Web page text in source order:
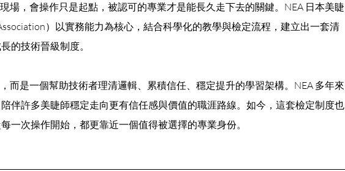
，會操作只是起點，被認可的專業才是能長久走下去的關鍵。NEA 日本美睫
）以實務能力為核心，結合科學化的教學與檢定流程，建立出一套清
的技術晉級制度。
是一個幫助技術者理清邏輯、累積信任、穩定提升的學習架構。NEA 多年來
伴許多美睫師穩定走向更有信任感與價值的職涯路線。​如今，這套檢定制度也
一次操作開始，都更靠近一個值得被選擇的專業身份。